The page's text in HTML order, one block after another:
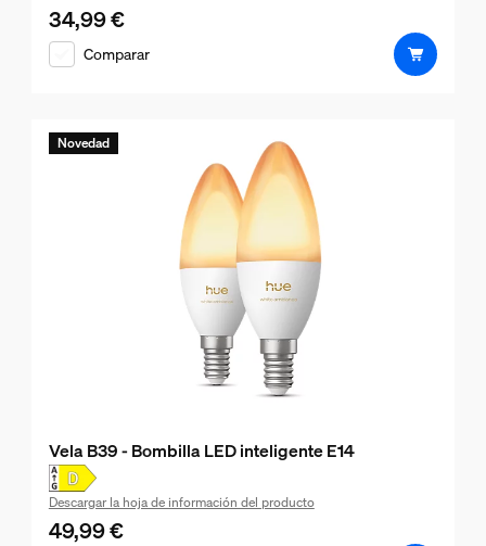
El precio actual es 34,99 €
34,99 €
Comparar
Novedad
Vela B39 - Bombilla LED inteligente E14
Descargar la hoja de información del producto
El precio actual es 49,99 €
49,99 €